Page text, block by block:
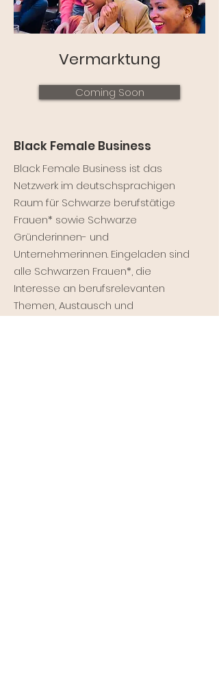
Vermarktung
Coming Soon
Black Female Business
Black Female Business ist das
Netzwerk im deutschsprachigen
Raum für Schwarze berufstätige
Frauen* sowie Schwarze
Gründerinnen- und
Unternehmerinnen. Eingeladen sind
alle Schwarzen Frauen*, die
Interesse an berufsrelevanten
Themen, Austausch und